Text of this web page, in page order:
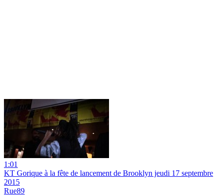
1:01
KT Gorique à la fête de lancement de Brooklyn jeudi 17 septembre
2015
Rue89